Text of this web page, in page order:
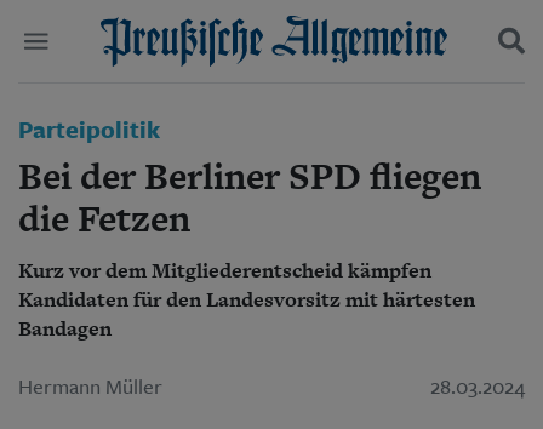
Wirtschaft
Leben
Geschichte
Ostpreußen
Suchen und finden
Parteipolitik
Bei der Berliner SPD fliegen
die Fetzen
Kurz vor dem Mitgliederentscheid kämpfen
Kandidaten für den Landesvorsitz mit härtesten
Bandagen
Hermann Müller 28.03.2024